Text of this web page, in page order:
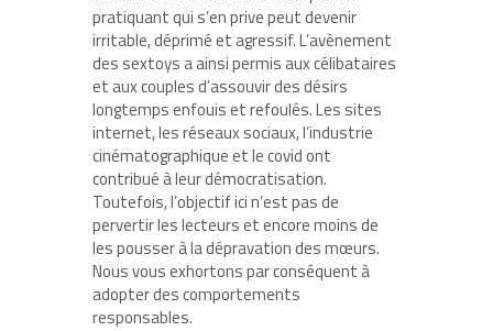
pratiquant qui s’en prive peut devenir
irritable, déprimé et agressif. L’avènement
des sextoys a ainsi permis aux célibataires
et aux couples d’assouvir des désirs
longtemps enfouis et refoulés. Les sites
internet, les réseaux sociaux, l’industrie
cinématographique et le covid ont
contribué à leur démocratisation.
Toutefois, l’objectif ici n’est pas de
pervertir les lecteurs et encore moins de
les pousser à la dépravation des mœurs.
Nous vous exhortons par conséquent à
adopter des comportements
responsables.